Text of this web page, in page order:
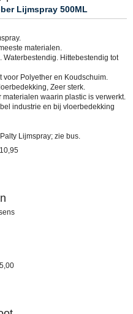
Lijmspray 500ML
materialen.
Waterbestendig. Hittebestendig tot
voor Polyether en Koudschuim.
Zeer sterk.
materialen waarin plastic is verwerkt.
industrie en bij vloerbedekking
Lijmspray; zie bus.